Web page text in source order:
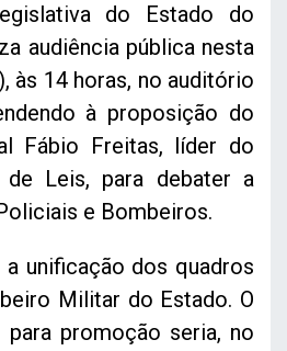
do Estado do
audiência pública nesta
às 14 horas, no auditório
à proposição do
Fábio Freitas, líder do
de Leis, para debater a
e Bombeiros.
unificação dos quadros
Militar do Estado. O
para promoção seria, no